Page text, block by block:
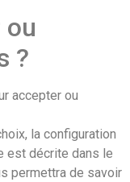
?
accepter ou
la configuration
est décrite dans le
permettra de savoir